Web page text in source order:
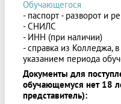
Обучающегося
- паспорт - разворот и
- СНИЛС
- ИНН (при наличии)
- справка из Колледжа,
указанием периода
Документы для
обучающемуся нет 18
представитель):